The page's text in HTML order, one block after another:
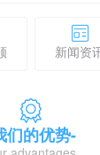
新闻资
们的优势-